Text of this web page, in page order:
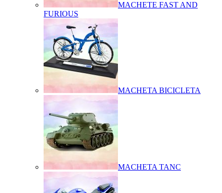
MACHETE FAST AND
FURIOUS
MACHETA BICICLETA
MACHETA TANC